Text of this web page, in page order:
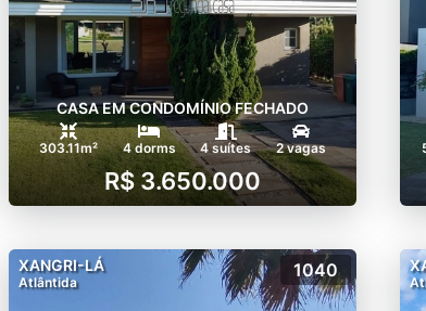
CASA EM CONDOMÍNIO FECHADO
303.11m² 4 dorms 4 suítes 2 vagas
R$ 3.650.000
XANGRI-LÁ
Atlântida
1040